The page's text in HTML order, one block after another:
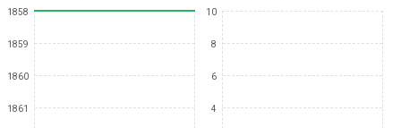
1858
1859
1860
1861
10
8
6
4